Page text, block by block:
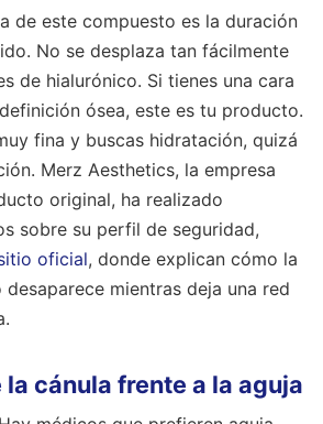
de este compuesto es la duración
No se desplaza tan fácilmente
de hialurónico. Si tienes una cara
ósea, este es tu producto.
fina y buscas hidratación, quizá
Merz Aesthetics, la empresa
original, ha realizado
sobre su perfil de seguridad,
oficial, donde explican cómo la
mientras deja una red
cánula frente a la aguja